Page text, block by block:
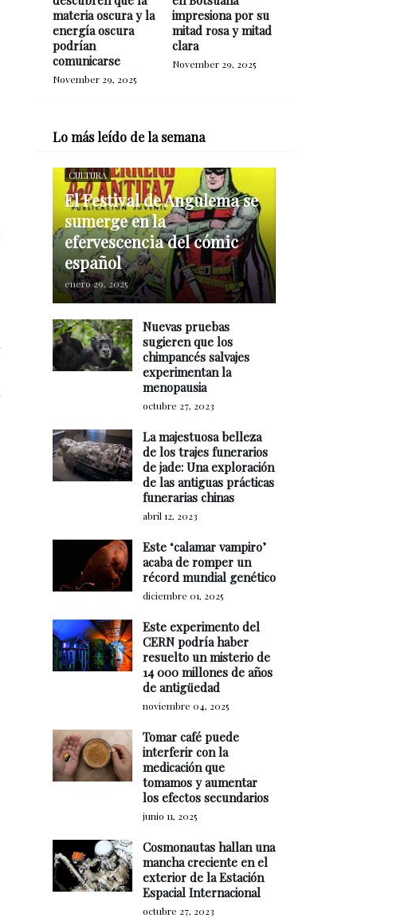
materia oscura y la
energía oscura
podrían
comunicarse
November 29, 2025
impresiona por su
mitad rosa y mitad
clara
November 29, 2025
Lo más leído de la semana
CULTURA
El Festival de Angulema se
sumerge en la
efervescencia del cómic
español
enero 29, 2025
Nuevas pruebas
sugieren que los
chimpancés salvajes
experimentan la
menopausia
octubre 27, 2023
La majestuosa belleza
de los trajes funerarios
de jade: Una exploración
de las antiguas prácticas
funerarias chinas
abril 12, 2023
Este ‘calamar vampiro’
acaba de romper un
récord mundial genético
diciembre 01, 2025
Este experimento del
CERN podría haber
resuelto un misterio de
14 000 millones de años
de antigüedad
noviembre 04, 2025
Tomar café puede
interferir con la
medicación que
tomamos y aumentar
los efectos secundarios
junio 11, 2025
Cosmonautas hallan una
mancha creciente en el
exterior de la Estación
Espacial Internacional
octubre 27, 2023